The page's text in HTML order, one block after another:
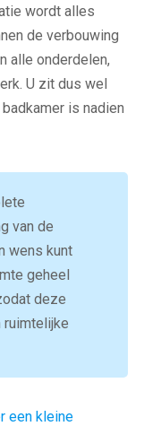
wordt alles
de verbouwing
alle onderdelen,
U zit dus wel
is nadien
van de
wens kunt
geheel
deze
een kleine